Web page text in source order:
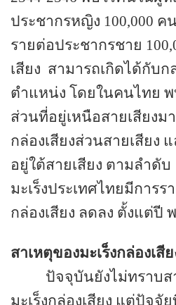
ประชากรหญิง 100,000 ค
รายต่อประชากรชาย
เสียง สามารถเกิดได้กับก
ตำแหน่ง โดยในคนไทย พ
ส่วนที่อยู่เหนือสายเสียงม
กล่องเสียงส่วนสายเสียง
อยู่ใต้สายเสียง ตามลำดับ
มะเร็งประเทศไทยมีการร
กล่องเสียง ลดลง ตั้งแต่ปี
สาเหตุของมะเร็งกล่องเสีย
ปัจจุบันยังไม่ทราบ
มะเร็งกล่องเสียง แต่ปัจจั